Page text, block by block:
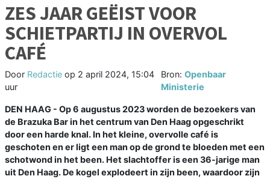
ZES JAAR GEËIST VOOR
SCHIETPARTIJ IN OVERVOL
CAFÉ
Door Redactie op 2 april 2024, 15:04
uur
Bron: Openbaar
Ministerie
DEN HAAG - Op 6 augustus 2023 worden de bezoekers van
de Brazuka Bar in het centrum van Den Haag opgeschrikt
door een harde knal. In het kleine, overvolle café is
geschoten en er ligt een man op de grond te bloeden met een
schotwond in het been. Het slachtoffer is een 36-jarige man
uit Den Haag. De kogel explodeert in zijn been, waardoor zijn